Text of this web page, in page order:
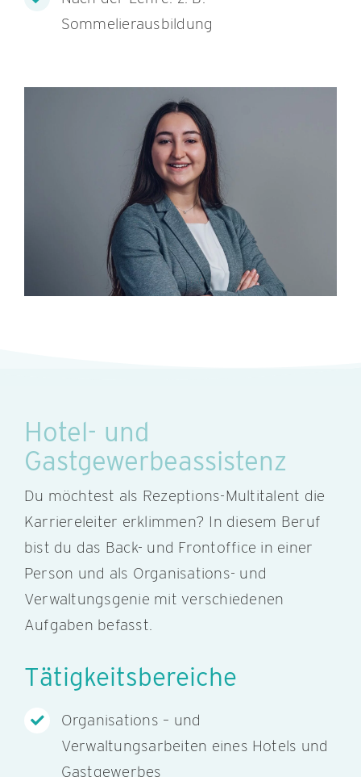
Sommelierausbildung
Hotel- und
Gastgewerbeassistenz
Du möchtest als Rezeptions-Multitalent die
Karriereleiter erklimmen? In diesem Beruf
bist du das Back- und Frontoffice in einer
Person und als Organisations- und
Verwaltungsgenie mit verschiedenen
Aufgaben befasst.
Tätigkeitsbereiche
Organisations – und
Verwaltungsarbeiten eines Hotels und
Gastgewerbes